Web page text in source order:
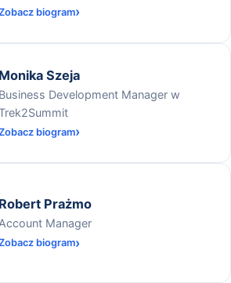
biogram
Monika Szeja
Business Development Manager w
biogram
Robert Prażmo
Account Manager
biogram